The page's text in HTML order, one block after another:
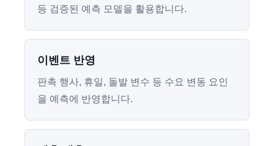
등 검증된 예측 모델을 활용합니다.
이벤트 반영
판촉 행사, 휴일, 돌발 변수 등 수요 변동 요인
을 예측에 반영합니다.